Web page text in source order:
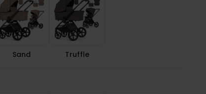
Sand Truffle